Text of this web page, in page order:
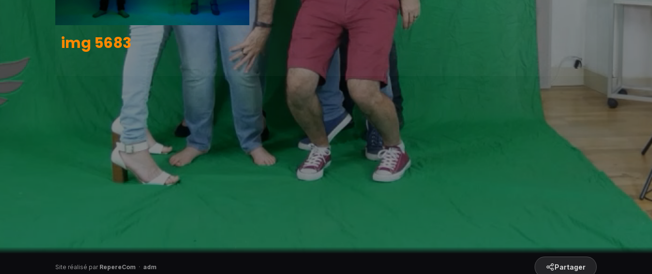
img 5683
Site réalisé par RepereCom · adm Partager